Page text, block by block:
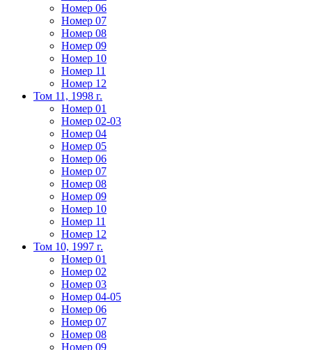
Номер 06
Номер 07
Номер 08
Номер 09
Номер 10
Номер 11
Номер 12
Том 11, 1998 г.
Номер 01
Номер 02-03
Номер 04
Номер 05
Номер 06
Номер 07
Номер 08
Номер 09
Номер 10
Номер 11
Номер 12
Том 10, 1997 г.
Номер 01
Номер 02
Номер 03
Номер 04-05
Номер 06
Номер 07
Номер 08
Номер 09